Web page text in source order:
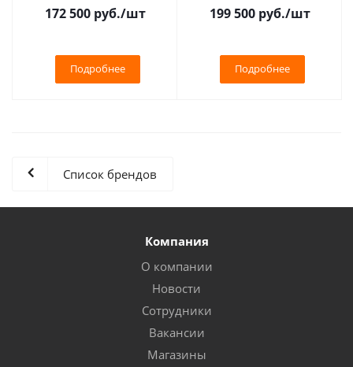
172 500руб./шт
Подробнее
199 500руб./шт
Подробнее
Список брендов
Компания
О компании
Новости
Сотрудники
Вакансии
Магазины